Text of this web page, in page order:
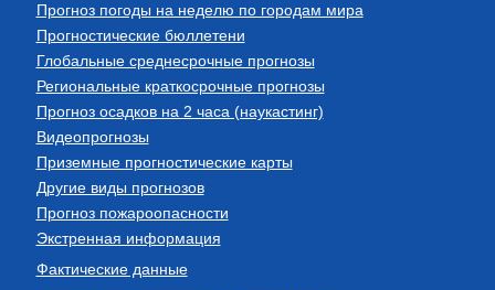
Прогноз погоды на неделю по городам мира
Прогностические бюллетени
Глобальные среднесрочные прогнозы
Региональные краткосрочные прогнозы
Прогноз осадков на 2 часа (наукастинг)
Видеопрогнозы
Приземные прогностические карты
Другие виды прогнозов
Прогноз пожароопасности
Экстренная информация
Фактические данные